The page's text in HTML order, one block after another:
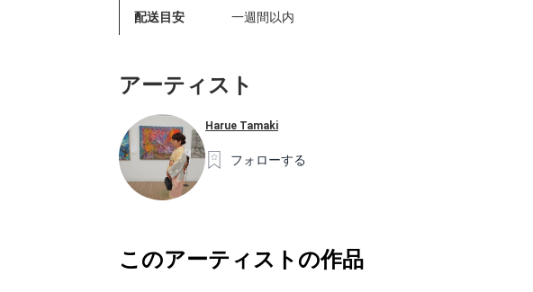
配送目安
一週間以内
アーティスト
Harue Tamaki
フォローする
このアーティストの作品